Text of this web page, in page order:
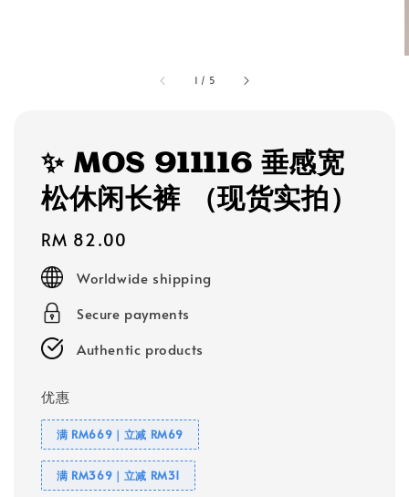
1 / 5
✨ MOS 911116 垂感宽
松休闲长裤 （现货实拍）
Regular
price
RM 82.00
Worldwide shipping
Secure payments
Authentic products
优惠
满 RM669｜立减 RM69
满 RM369｜立减 RM31